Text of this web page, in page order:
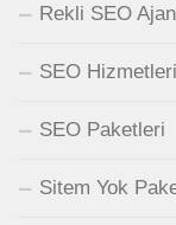
Rekli SEO
SEO Hizmetleri
SEO Paketleri
Sitem Yok